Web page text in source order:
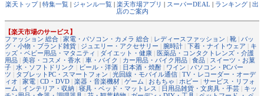
楽天トップ| 特集一覧 | ジャンル一覧 | 楽天市場アプリ | スーパーDEAL | ランキング | 出
店のご案内
【楽天市場のサービス】
ファッション 総合 | 家電・パソコン・カメラ 総合 | レディースファッション | 靴 | バッ
グ・小物・ブランド雑貨 | ジュエリー・アクセサリー | 腕時計 | 下着・ナイトウェア | キ
ッズ・ベビー用品・マタニティ | ダイエット・健康 | 医薬品・コンタクトレンズ・介護
用品 | 美容・コスメ・香水 | 車・バイク | カー用品・バイク用品 | 食品 | スイーツ・お菓
子 | 水・ソフトドリンク | ビール・洋酒 | 日本酒・焼酎 | ワイン | パソコン・PCパー
ツ | タブレットPC・スマートフォン | 光回線・モバイル通信 | TV・レコーダー・オーデ
ィオ | 家電 | CD・DVD | 楽器・音楽機材 | ゲーム | おもちゃ | ホビー | サービス・リフォ
ーム | インテリア・収納 | 寝具・ベッド・マットレス | 日用品雑貨・文房具・手芸 | キッ